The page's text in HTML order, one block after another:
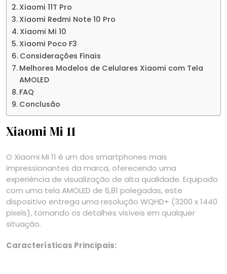
Xiaomi 11T Pro
Xiaomi Redmi Note 10 Pro
Xiaomi Mi 10
Xiaomi Poco F3
Considerações Finais
Melhores Modelos de Celulares Xiaomi com Tela
AMOLED
FAQ
Conclusão
Xiaomi Mi 11
O Xiaomi Mi 11 é um dos smartphones mais
impressionantes da marca, oferecendo uma
experiência de visualização de alta qualidade. Equipado
com uma tela AMOLED de 6,81 polegadas, este
dispositivo entrega uma resolução WQHD+ (3200 x 1440
pixels), tornando os detalhes visíveis em qualquer
situação.
Características Principais: